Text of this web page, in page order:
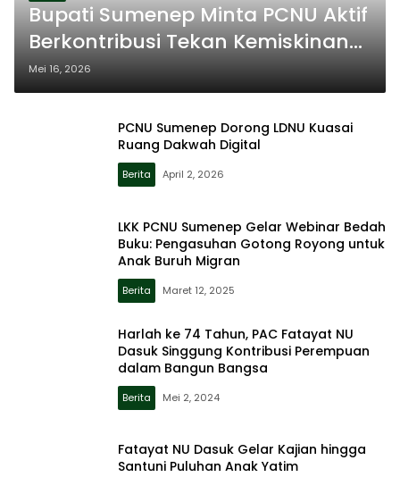
Bupati Sumenep Minta PCNU Aktif
Berkontribusi Tekan Kemiskinan
dan Pengangguran
Mei 16, 2026
PCNU Sumenep Dorong LDNU Kuasai
Ruang Dakwah Digital
Berita April 2, 2026
LKK PCNU Sumenep Gelar Webinar Bedah
Buku: Pengasuhan Gotong Royong untuk
Anak Buruh Migran
Berita Maret 12, 2025
Harlah ke 74 Tahun, PAC Fatayat NU
Dasuk Singgung Kontribusi Perempuan
dalam Bangun Bangsa
Berita Mei 2, 2024
Fatayat NU Dasuk Gelar Kajian hingga
Santuni Puluhan Anak Yatim